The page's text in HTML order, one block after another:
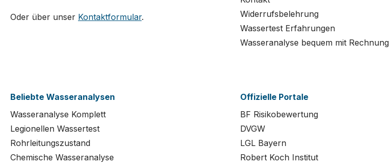
Oder über unser Kontaktformular.
Widerrufsbelehrung
Wassertest Erfahrungen
Wasseranalyse bequem mit Rechnung
Beliebte Wasseranalysen
Wasseranalyse Komplett
Legionellen Wassertest
Rohrleitungszustand
Chemische Wasseranalyse
Offizielle Portale
BF Risikobewertung
DVGW
LGL Bayern
Robert Koch Institut